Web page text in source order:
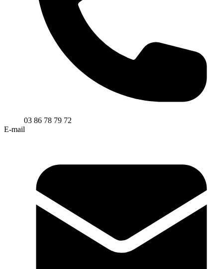
03 86 78 79 72
E-mail